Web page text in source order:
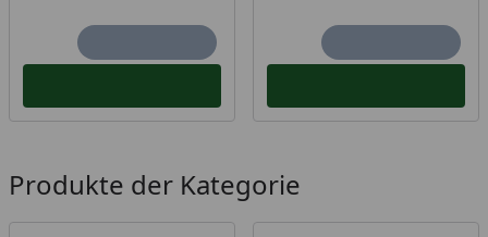
Produkte der Kategorie